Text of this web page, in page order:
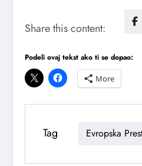
Share this content:
Podeli ovaj tekst ako ti se dopao:
More
Tag Evropska